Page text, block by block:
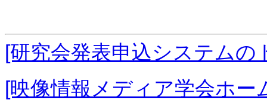
[研究会発表申込システム
[映像情報メディア学会ホー